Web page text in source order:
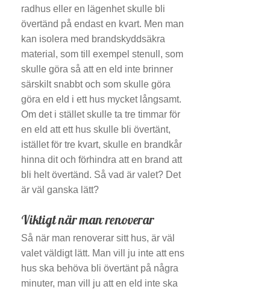
radhus eller en lägenhet skulle bli
övertänd på endast en kvart. Men man
kan isolera med brandskyddsäkra
material, som till exempel stenull, som
skulle göra så att en eld inte brinner
särskilt snabbt och som skulle göra
göra en eld i ett hus mycket långsamt.
Om det i stället skulle ta tre timmar för
en eld att ett hus skulle bli övertänt,
istället för tre kvart, skulle en brandkår
hinna dit och förhindra att en brand att
bli helt övertänd. Så vad är valet? Det
är väl ganska lätt?
Viktigt när man renoverar
Så när man renoverar sitt hus, är väl
valet väldigt lätt. Man vill ju inte att ens
hus ska behöva bli övertänt på några
minuter, man vill ju att en eld inte ska